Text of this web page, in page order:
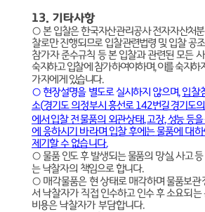
13. 기타사항
○본 입찰은 한국자산관리공사 전자자산처
찰로만 진행되므로 입찰관련법령 및 입찰 공
참가자 준수규칙 등 본 입찰과 관련된 모든
숙지하고 입찰에 참가하여야하며,이를 숙지하
가자에게 있습니다.
○현장설명을 별도로 실시하지 않으며,입찰
소(경기도 의정부시 흥선로142번길 경기도
에서 입찰 전 물품의 외관상태,고장,성능 등을
에 응하시기 바라며 입찰 후에는 물품에 대
제기할 수 없습니다.
○물품 인도 후 발생되는 물품의 망실,사고
는 낙찰자의 책임으로 합니다.
○ 매각물품은 현 상태로 매각하며 물품보관
서 낙찰자가 직접 인수하고 인수 후 소요되는
비용은 낙찰자가 부담합니다.